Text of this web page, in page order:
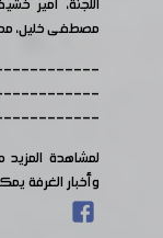
مصطفى خليل،
لمشاهدة
وأخبار الغرفة